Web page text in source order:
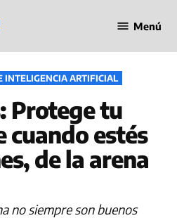
en Línea
Menú
INTELIGENCIA ARTIFICIAL
Protege tu
cuando estés
de la arena
no siempre son buenos